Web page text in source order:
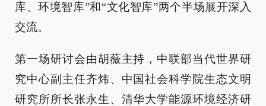
库、环境智库”和“文化智库”两个半场展开深入
交流。
第一场研讨会由胡薇主持，中联部当代世界研
究中心副主任齐炜、中国社会科学院生态文明
研究所所长张永生、清华大学能源环境经济研